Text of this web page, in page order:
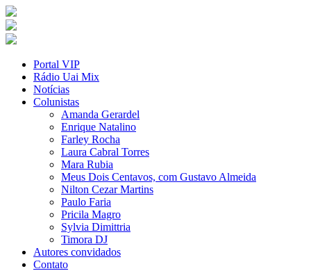
Portal VIP
Rádio Uai Mix
Notícias
Colunistas
Amanda Gerardel
Enrique Natalino
Farley Rocha
Laura Cabral Torres
Mara Rubia
Meus Dois Centavos, com Gustavo Almeida
Nilton Cezar Martins
Paulo Faria
Pricila Magro
Sylvia Dimittria
Timora DJ
Autores convidados
Contato